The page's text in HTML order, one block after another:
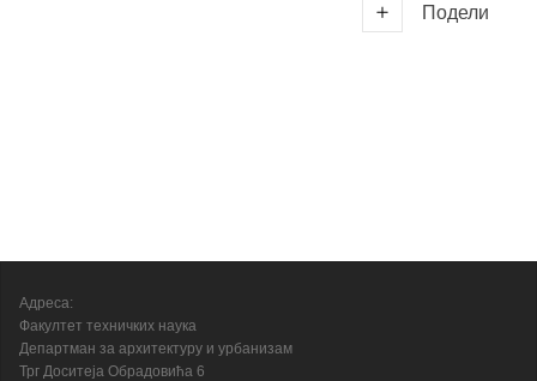
Подели
Адреса:
Факултет техничких наука
Департман за архитектуру и урбанизам
Трг Доситеја Обрадовића 6